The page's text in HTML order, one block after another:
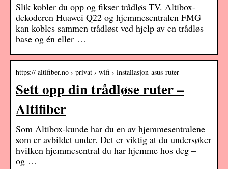
Slik kobler du opp og fikser trådløs TV. Altibox-
dekoderen Huawei Q22 og hjemmesentralen FMG
kan kobles sammen trådløst ved hjelp av en trådløs
base og én eller …
https:// altifiber.no › privat › wifi › installasjon-asus-ruter
Sett opp din trådløse ruter –
Altifiber
Som Altibox-kunde har du en av hjemmesentralene
som er avbildet under. Det er viktig at du undersøker
hvilken hjemmesentral du har hjemme hos deg –
og …